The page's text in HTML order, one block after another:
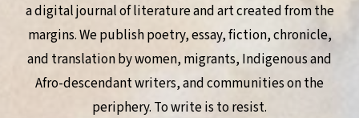
a digital journal of literature and art created from the
margins. We publish poetry, essay, fiction, chronicle,
and translation by women, migrants, Indigenous and
Afro-descendant writers, and communities on the
periphery. To write is to resist.